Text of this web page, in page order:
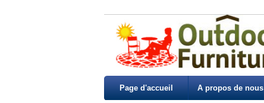
Page d'accueil A propos de nous